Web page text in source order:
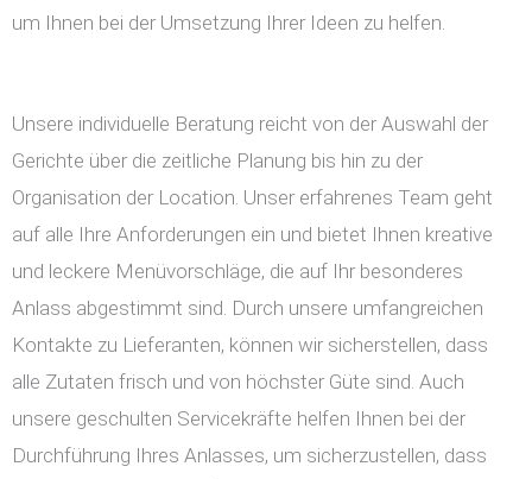
um Ihnen bei der Umsetzung Ihrer Ideen zu helfen.
Unsere individuelle Beratung reicht von der Auswahl der
Gerichte über die zeitliche Planung bis hin zu der
Organisation der Location. Unser erfahrenes Team geht
auf alle Ihre Anforderungen ein und bietet Ihnen kreative
und leckere Menüvorschläge, die auf Ihr besonderes
Anlass abgestimmt sind. Durch unsere umfangreichen
Kontakte zu Lieferanten, können wir sicherstellen, dass
alle Zutaten frisch und von höchster Güte sind. Auch
unsere geschulten Servicekräfte helfen Ihnen bei der
Durchführung Ihres Anlasses, um sicherzustellen, dass